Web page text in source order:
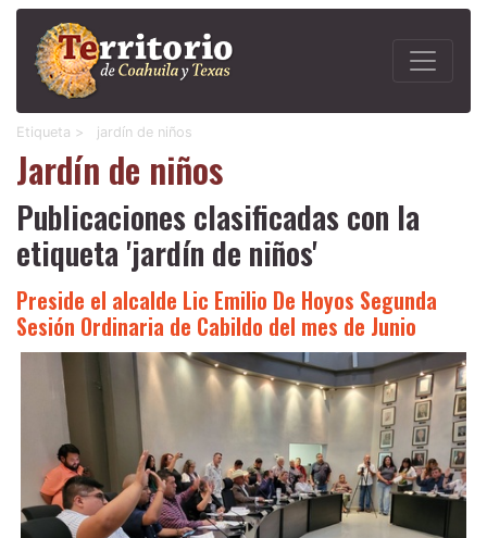
Etiqueta > jardín de niños
Jardín de niños
Publicaciones clasificadas con la
etiqueta 'jardín de niños'
Preside el alcalde Lic Emilio De Hoyos Segunda
Sesión Ordinaria de Cabildo del mes de Junio